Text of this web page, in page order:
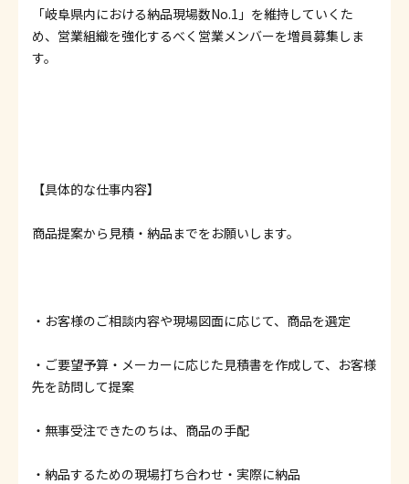
「岐阜県内における納品現場数No.1」を維持していくた
め、営業組織を強化するべく営業メンバーを増員募集しま
す。
【具体的な仕事内容】
商品提案から見積・納品までをお願いします。
・お客様のご相談内容や現場図面に応じて、商品を選定
・ご要望予算・メーカーに応じた見積書を作成して、お客様
先を訪問して提案
・無事受注できたのちは、商品の手配
・納品するための現場打ち合わせ・実際に納品